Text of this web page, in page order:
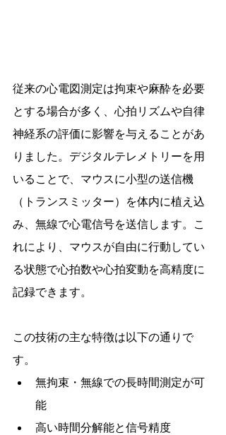
従来の心電図測定は拘束や麻酔を必要
とする場合が多く、心拍リズムや自律
神経系の評価に影響を与えることがあ
りました。デジタルテレメトリーを用
いることで、マウスに小型の送信機
（トランスミッター）を体内に植え込
み、無線で心電信号を送信します。こ
れにより、マウスが自由に行動してい
る状態で心拍数や心拍変動を高精度に
記録できます。
この技術の主な特徴は以下の通りで
す。
無拘束・無線での長時間測定が可
能
高い時間分解能と信号精度